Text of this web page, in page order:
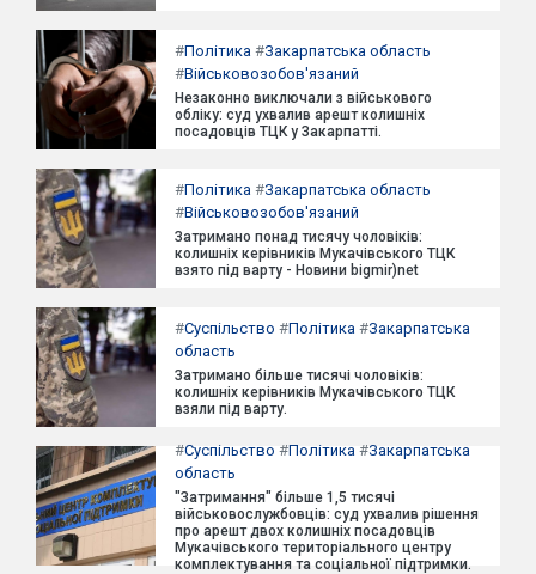
#Політика #Закарпатська область
#Військовозобов'язаний
Незаконно виключали з військового
обліку: суд ухвалив арешт колишніх
посадовців ТЦК у Закарпатті.
#Політика #Закарпатська область
#Військовозобов'язаний
Затримано понад тисячу чоловіків:
колишніх керівників Мукачівського ТЦК
взято під варту - Новини bigmir)net
#Суспільство #Політика #Закарпатська
область
Затримано більше тисячі чоловіків:
колишніх керівників Мукачівського ТЦК
взяли під варту.
#Суспільство #Політика #Закарпатська
область
"Затримання" більше 1,5 тисячі
військовослужбовців: суд ухвалив рішення
про арешт двох колишніх посадовців
Мукачівського територіального центру
комплектування та соціальної підтримки.